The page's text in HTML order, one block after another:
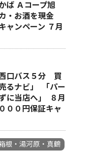
ば Ａコープ旭
・お酒を現金
ンペーン ７月
口バス５分 買
るナビ」 ｢パー
に当店へ｣ ８月
００円保証キャ
根・湯河原・真鶴